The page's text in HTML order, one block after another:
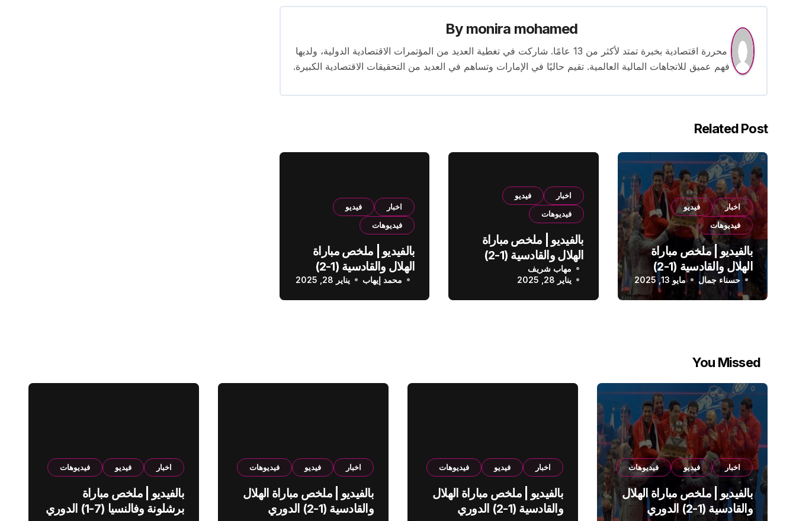
By monira mohamed
محررة اقتصادية بخبرة تمتد لأكثر من 13 عامًا. شاركت في تغطية العديد من المؤتمرات الاقتصادية الدولية، ولديها
فهم عميق للاتجاهات المالية العالمية. تقيم حاليًا في الإمارات وتساهم في العديد من التحقيقات الاقتصادية الكبيرة.
Related Post
اخبار
فيديو
فيديوهات
بالفيديو | ملخص مباراة
الهلال والقادسية (1-2)
الدوري السعودي
حسناء جمال مايو 13, 2025
اخبار
فيديو
فيديوهات
بالفيديو | ملخص مباراة
الهلال والقادسية (1-2)
الدوري السعودي
مهاب شريف
يناير 28, 2025
اخبار
فيديو
فيديوهات
بالفيديو | ملخص مباراة
الهلال والقادسية (1-2)
الدوري السعودي
محمد إيهاب يناير 28, 2025
You Missed
اخبار فيديو فيديوهات
بالفيديو | ملخص مباراة الهلال
والقادسية (1-2) الدوري
اخبار فيديو فيديوهات
بالفيديو | ملخص مباراة الهلال
والقادسية (1-2) الدوري
اخبار فيديو فيديوهات
بالفيديو | ملخص مباراة الهلال
والقادسية (1-2) الدوري
اخبار فيديو فيديوهات
بالفيديو | ملخص مباراة
برشلونة وفالنسيا (7-1) الدوري